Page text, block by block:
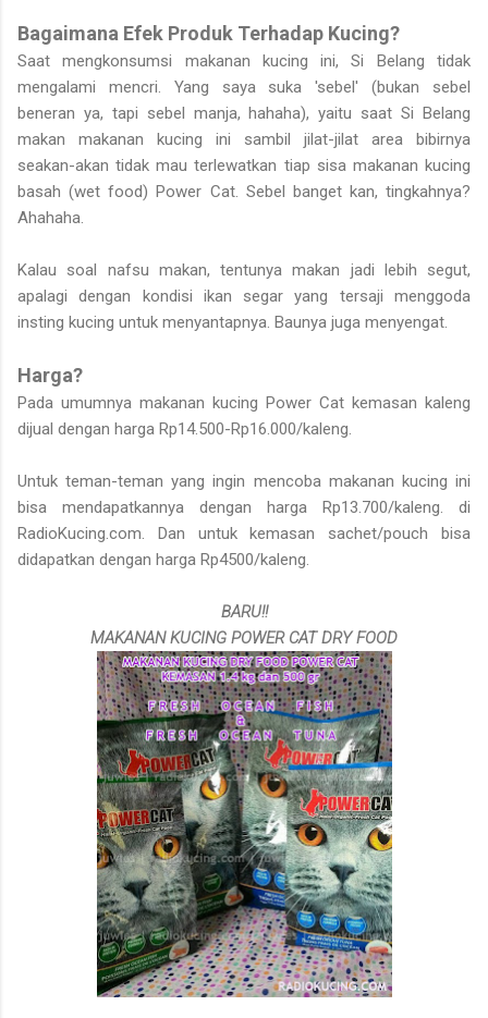
Bagaimana Efek Produk Terhadap Kucing?
Saat mengkonsumsi makanan kucing ini, Si Belang tidak
mengalami mencri. Yang saya suka 'sebel' (bukan sebel
beneran ya, tapi sebel manja, hahaha), yaitu saat Si Belang
makan makanan kucing ini sambil jilat-jilat area bibirnya
seakan-akan tidak mau terlewatkan tiap sisa makanan kucing
basah (wet food) Power Cat. Sebel banget kan, tingkahnya?
Ahahaha.
Kalau soal nafsu makan, tentunya makan jadi lebih segut,
apalagi dengan kondisi ikan segar yang tersaji menggoda
insting kucing untuk menyantapnya. Baunya juga menyengat.
Harga?
Pada umumnya makanan kucing Power Cat kemasan kaleng
dijual dengan harga Rp14.500-Rp16.000/kaleng.
Untuk teman-teman yang ingin mencoba makanan kucing ini
bisa mendapatkannya dengan harga Rp13.700/kaleng. di
RadioKucing.com. Dan untuk kemasan sachet/pouch bisa
didapatkan dengan harga Rp4500/kaleng.
BARU!!
MAKANAN KUCING POWER CAT DRY FOOD